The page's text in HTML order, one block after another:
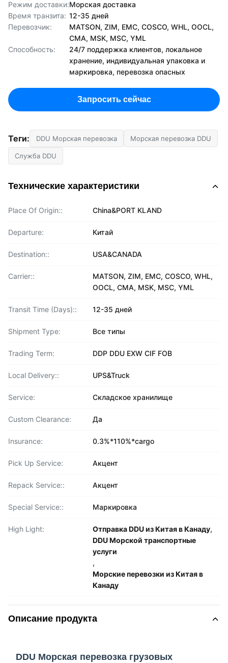
Режим доставки:Морская доставка
Время транзита: 12-35 дней
Перевозчик:
MATSON, ZIM, EMC, COSCO, WHL, OOCL,
CMA, MSK, MSC, YML
Способность:
24/7 поддержка клиентов, локальное
хранение, индивидуальная упаковка и
маркировка, перевозка опасных
Запросить сейчас
Теги: DDU Морская перевозка Морская перевозка DDU
Служба DDU
Технические характеристики
Place Of Origin:: China&PORT KLAND
Departure: Китай
Destination:: USA&CANADA
Carrier::
MATSON, ZIM, EMC, COSCO, WHL,
OOCL, CMA, MSK, MSC, YML
Transit Time (Days):: 12-35 дней
Shipment Type: Все типы
Trading Term: DDP DDU EXW CIF FOB
Local Delivery:: UPS&Truck
Service: Складское хранилище
Custom Clearance: Да
Insurance: 0.3%*110%*cargo
Pick Up Service: Акцент
Repack Service:: Акцент
Special Service:: Маркировка
High Light: Отправка DDU из Китая в Канаду,
DDU Морской транспортные
услуги
,
Морские перевозки из Китая в
Канаду
Описание продукта
DDU Морская перевозка грузовых